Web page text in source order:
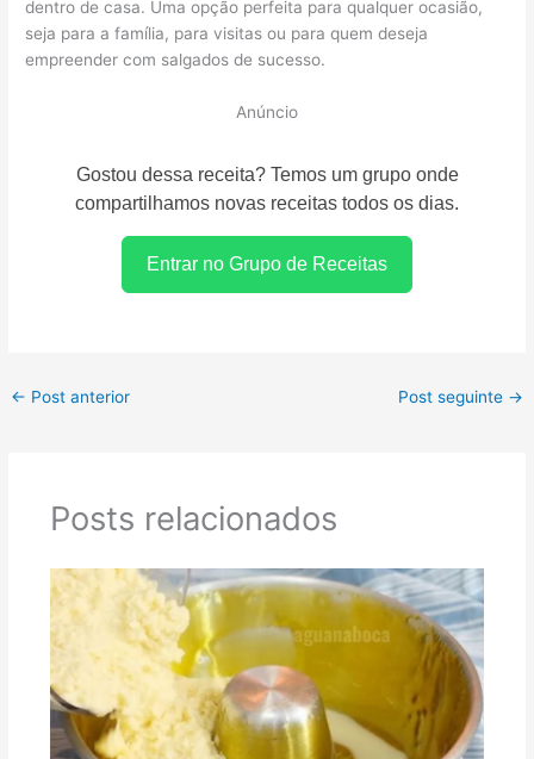
dentro de casa. Uma opção perfeita para qualquer ocasião,
seja para a família, para visitas ou para quem deseja
empreender com salgados de sucesso.
Anúncio
Gostou dessa receita? Temos um grupo onde
compartilhamos novas receitas todos os dias.
Entrar no Grupo de Receitas
← Post anterior Post seguinte →
Posts relacionados